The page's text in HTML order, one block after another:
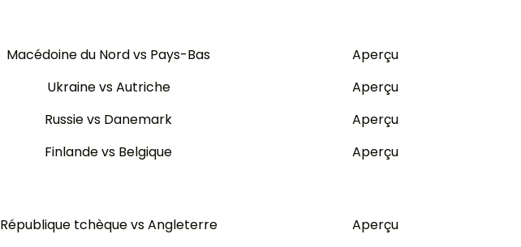
Macédoine du Nord vs Pays-Bas
Aperçu
Ukraine vs Autriche
Aperçu
Russie vs Danemark
Aperçu
Finlande vs Belgique Aperçu
République tchèque vs Angleterre
Aperçu